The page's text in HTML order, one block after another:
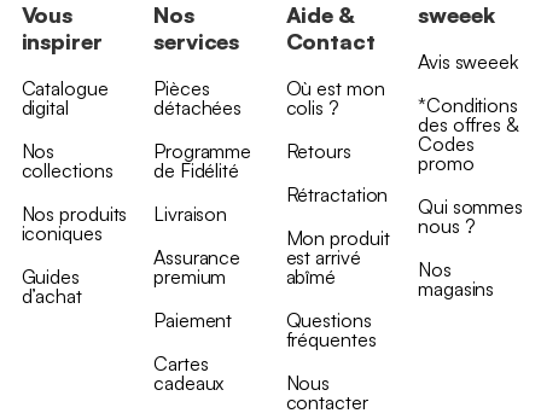
Vous
inspirer
Catalogue
digital
Nos
collections
Nos produits
iconiques
Guides
d’achat
Nos
services
Pièces
détachées
Programme
de Fidélité
Livraison
Assurance
premium
Paiement
Cartes
cadeaux
Aide &
Contact
Où est mon
colis ?
Retours
Rétractation
Mon produit
est arrivé
abîmé
Questions
fréquentes
Nous
contacter
sweeek
Avis sweeek
*Conditions
des offres &
Codes
promo
Qui sommes
nous ?
Nos
magasins